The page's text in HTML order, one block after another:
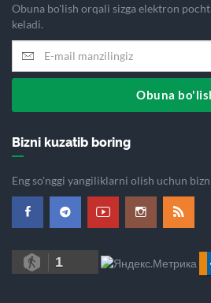
Obuna bo'lish orqali sizga elektron
keladi.
Obuna
Bizni kuzatib boring
Eng so'nggi yangiliklarni olish uchun
1